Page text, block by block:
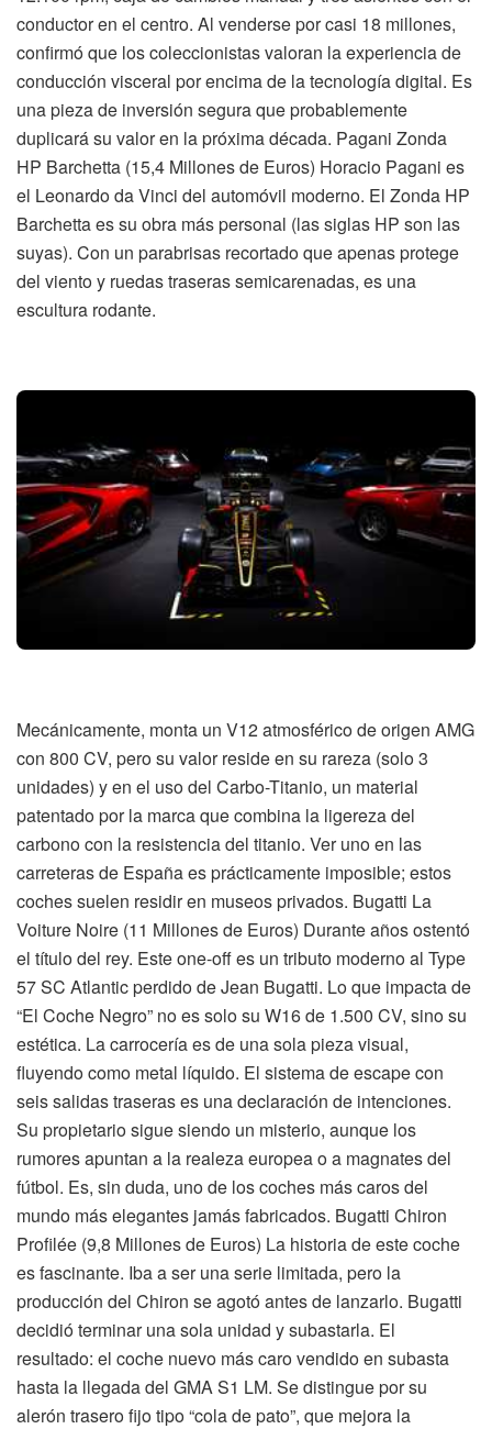
conductor en el centro. Al venderse por casi 18 millones,
confirmó que los coleccionistas valoran la experiencia de
conducción visceral por encima de la tecnología digital. Es
una pieza de inversión segura que probablemente
duplicará su valor en la próxima década. Pagani Zonda
HP Barchetta (15,4 Millones de Euros) Horacio Pagani es
el Leonardo da Vinci del automóvil moderno. El Zonda HP
Barchetta es su obra más personal (las siglas HP son las
suyas). Con un parabrisas recortado que apenas protege
del viento y ruedas traseras semicarenadas, es una
escultura rodante.
Mecánicamente, monta un V12 atmosférico de origen AMG
con 800 CV, pero su valor reside en su rareza (solo 3
unidades) y en el uso del Carbo-Titanio, un material
patentado por la marca que combina la ligereza del
carbono con la resistencia del titanio. Ver uno en las
carreteras de España es prácticamente imposible; estos
coches suelen residir en museos privados. Bugatti La
Voiture Noire (11 Millones de Euros) Durante años ostentó
el título del rey. Este one-off es un tributo moderno al Type
57 SC Atlantic perdido de Jean Bugatti. Lo que impacta de
“El Coche Negro” no es solo su W16 de 1.500 CV, sino su
estética. La carrocería es de una sola pieza visual,
fluyendo como metal líquido. El sistema de escape con
seis salidas traseras es una declaración de intenciones.
Su propietario sigue siendo un misterio, aunque los
rumores apuntan a la realeza europea o a magnates del
fútbol. Es, sin duda, uno de los coches más caros del
mundo más elegantes jamás fabricados. Bugatti Chiron
Profilée (9,8 Millones de Euros) La historia de este coche
es fascinante. Iba a ser una serie limitada, pero la
producción del Chiron se agotó antes de lanzarlo. Bugatti
decidió terminar una sola unidad y subastarla. El
resultado: el coche nuevo más caro vendido en subasta
hasta la llegada del GMA S1 LM. Se distingue por su
alerón trasero fijo tipo “cola de pato”, que mejora la